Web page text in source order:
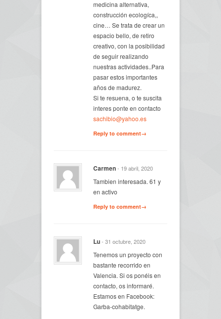
medicina alternativa,
construcción ecologíca,,
cine… Se trata de crear un
espacio bello, de retiro
creativo, con la posibilidad
de seguir realizando
nuestras actividades..Para
pasar estos importantes
años de madurez.
Si te resuena, o te suscita
interes ponte en contacto
sachibio@yahoo.es
Reply to comment→
Carmen- 19 abril, 2020
Tambien interesada. 61 y
en activo
Reply to comment→
Lu- 31 octubre, 2020
Tenemos un proyecto con
bastante recorrido en
Valencia. Si os ponéis en
contacto, os informaré.
Estamos en Facebook:
Garba-cohabitatge.